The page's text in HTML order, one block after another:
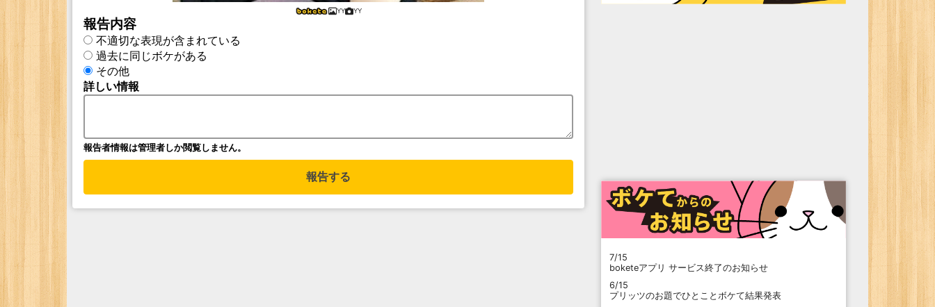
YY YY
報告内容
不適切な表現が含まれている
過去に同じボケがある
その他
詳しい情報
報告者情報は管理者しか閲覧しません。
報告する
7/15
boketeアプリ サービス終了のお知らせ
6/15
プリッツのお題でひとことボケて結果発表